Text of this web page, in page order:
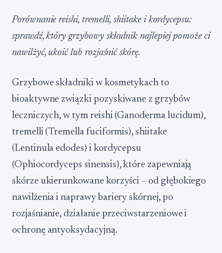
Porównanie reishi, tremelli, shiitake i kordycepsu:
sprawdź, który grzybowy składnik najlepiej pomoże ci
nawilżyć, ukoić lub rozjaśnić skórę.
Grzybowe składniki w kosmetykach to
bioaktywne związki pozyskiwane z grzybów
leczniczych, w tym reishi (Ganoderma lucidum),
tremelli (Tremella fuciformis), shiitake
(Lentinula edodes) i kordycepsu
(Ophiocordyceps sinensis), które zapewniają
skórze ukierunkowane korzyści – od głębokiego
nawilżenia i naprawy bariery skórnej, po
rozjaśnianie, działanie przeciwstarzeniowe i
ochronę antyoksydacyjną.